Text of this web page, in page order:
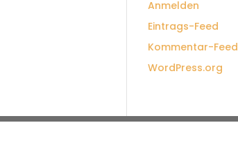
Anmelden
Eintrags-Feed
Kommentar-Feed
WordPress.org